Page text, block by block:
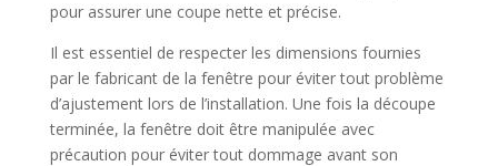
pour assurer une coupe nette et précise.
Il est essentiel de respecter les dimensions fournies
par le fabricant de la fenêtre pour éviter tout problème
d’ajustement lors de l’installation. Une fois la découpe
terminée, la fenêtre doit être manipulée avec
précaution pour éviter tout dommage avant son